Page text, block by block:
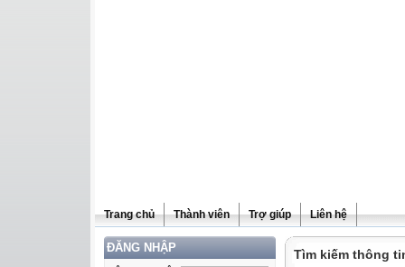
Trang chủ Thành viên Trợ giúp Liên hệ
ĐĂNG NHẬP Tìm kiếm thông